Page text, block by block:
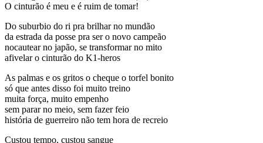
O cinturão é meu e é ruim de tomar!
Do suburbio do ri pra brilhar no mundão
da estrada da posse pra ser o novo campeão
nocautear no japão, se transformar no mito
afivelar o cinturão do K1-heros
As palmas e os gritos o cheque o torfel bonito
só que antes disso foi muito treino
muita força, muito empenho
sem parar no meio, sem fazer feio
história de guerreiro não tem hora de recreio
Custou tempo, custou sangue